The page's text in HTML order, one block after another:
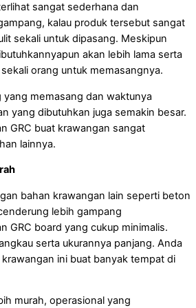
sangat sederhana dan
kalau produk tersebut sangat
sekali untuk dipasang. Meskipun
akan lebih lama serta
orang untuk memasangnya.
yang memasang dan waktunya
yang dibutuhkan juga semakin besar.
GRC buat krawangan sangat
lainnya.
bahan krawangan lain seperti beton
lebih gampang
GRC board yang cukup minimalis.
serta ukurannya panjang. Anda
ini buat banyak tempat di
murah, operasional yang